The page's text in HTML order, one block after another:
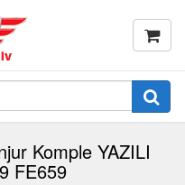
Komple YAZILI
FE659